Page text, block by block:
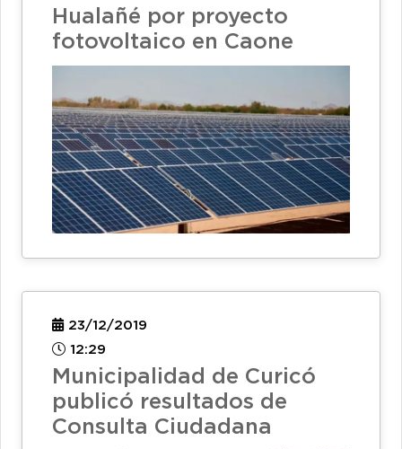
Hualañé por proyecto
fotovoltaico en Caone
23/12/2019
12:29
Municipalidad de Curicó
publicó resultados de
Consulta Ciudadana